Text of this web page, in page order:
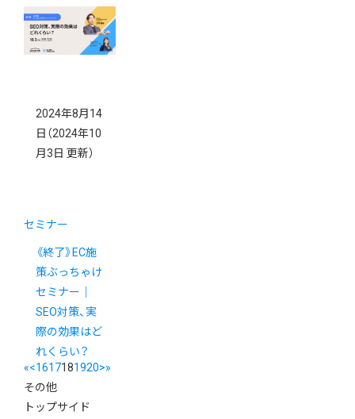
2024年8月14
日 （2024年10
月3日 更新）
セミナー
《終了》EC施
策ぶっちゃけ
セミナー｜
SEO対策、実
際の効果はど
れくらい？
«<1617181920>»
その他
トップサイド